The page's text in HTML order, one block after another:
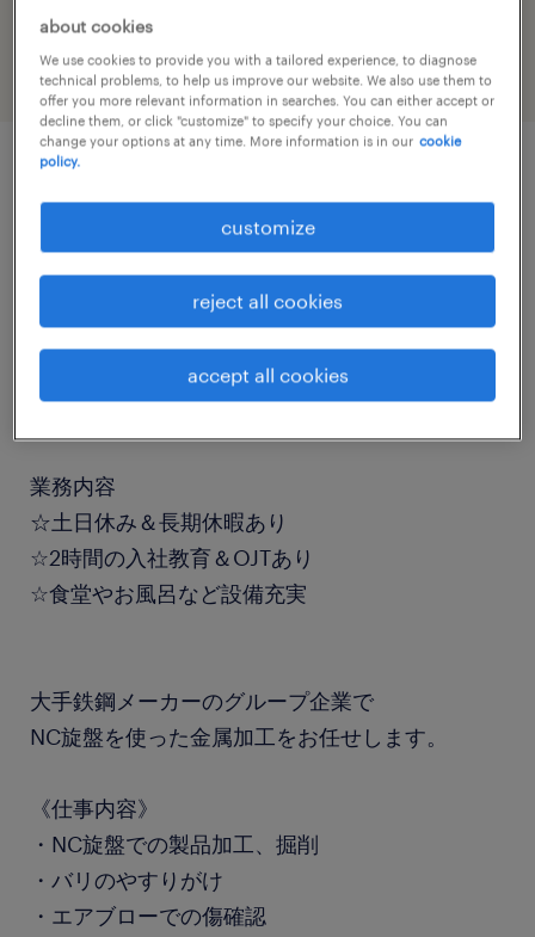
engineering
job details
職種
組立・部品加工、マシンオペレーター
業務内容
☆土日休み＆長期休暇あり
☆2時間の入社教育＆OJTあり
☆食堂やお風呂など設備充実
大手鉄鋼メーカーのグループ企業で
NC旋盤を使った金属加工をお任せします。
《仕事内容》
・NC旋盤での製品加工、掘削
・バリのやすりがけ
・エアブローでの傷確認
about cookies
We use cookies to provide you with a tailored experience, to diagnose
technical problems, to help us improve our website. We also use them to
offer you more relevant information in searches. You can either accept or
decline them, or click "customize" to specify your choice. You can
change your options at any time. More information is in our cookie
policy.
customize
reject all cookies
accept all cookies